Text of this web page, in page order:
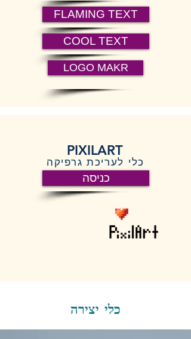
FLAMING TEXT
COOL TEXT
LOGO MAKR
PIXILART
כלי לעריכת גרפיקה
כניסה
כלי יצירה